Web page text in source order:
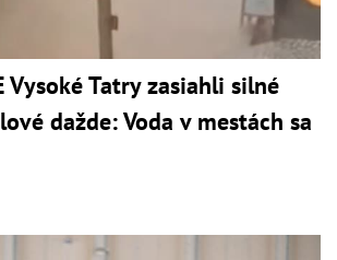
Vysoké Tatry zasiahli silné
dažde: Voda v mestách sa